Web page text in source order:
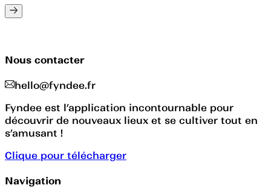
Nous contacter
hello@fyndee.fr
Fyndee est l’application incontournable pour
découvrir de nouveaux lieux et se cultiver tout en
s’amusant !
Clique pour télécharger
Navigation